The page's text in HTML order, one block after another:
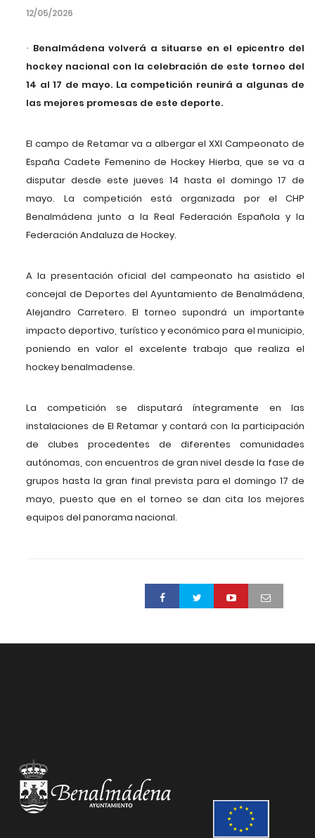
12/05/2026
· Benalmádena volverá a situarse en el epicentro del
hockey nacional con la celebración de este torneo del
14 al 17 de mayo. La competición reunirá a algunas de
las mejores promesas de este deporte.
El campo de Retamar va a albergar el XXI Campeonato de
España Cadete Femenino de Hockey Hierba, que se va a
disputar desde este jueves 14 hasta el domingo 17 de
mayo. La competición está organizada por el CHP
Benalmádena junto a la Real Federación Española y la
Federación Andaluza de Hockey.
A la presentación oficial del campeonato ha asistido el
concejal de Deportes del Ayuntamiento de Benalmádena,
Alejandro Carretero. El torneo supondrá un importante
impacto deportivo, turístico y económico para el municipio,
poniendo en valor el excelente trabajo que realiza el
hockey benalmadense.
La competición se disputará íntegramente en las
instalaciones de El Retamar y contará con la participación
de clubes procedentes de diferentes comunidades
autónomas, con encuentros de gran nivel desde la fase de
grupos hasta la gran final prevista para el domingo 17 de
mayo, puesto que en el torneo se dan cita los mejores
equipos del panorama nacional.